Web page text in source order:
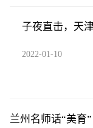
子夜直击，天
2022-01-10
兰州名师话“美育